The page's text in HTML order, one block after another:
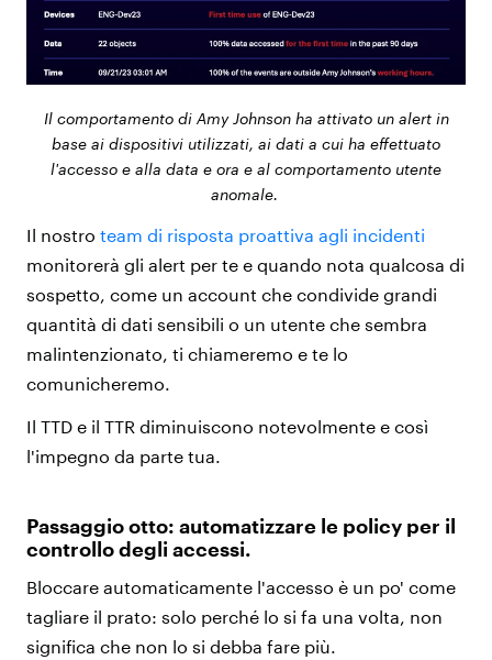
Il comportamento di Amy Johnson ha attivato un alert in
base ai dispositivi utilizzati, ai dati a cui ha effettuato
l'accesso e alla data e ora e al comportamento utente
anomale.
Il nostro team di risposta proattiva agli incidenti
monitorerà gli alert per te e quando nota qualcosa di
sospetto, come un account che condivide grandi
quantità di dati sensibili o un utente che sembra
malintenzionato, ti chiameremo e te lo
comunicheremo.
Il TTD e il TTR diminuiscono notevolmente e così
l'impegno da parte tua.
Passaggio otto: automatizzare le policy per il
controllo degli accessi.
Bloccare automaticamente l'accesso è un po' come
tagliare il prato: solo perché lo si fa una volta, non
significa che non lo si debba fare più.